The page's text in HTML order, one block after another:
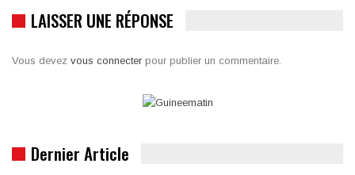
LAISSER UNE RÉPONSE
Vous devez vous connecter pour publier un commentaire.
Dernier Article